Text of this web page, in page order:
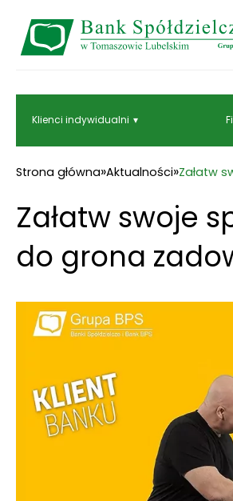
Klienci indywidualni
Strona główna»Aktualności»Załatw
Załatw swoje
do grona